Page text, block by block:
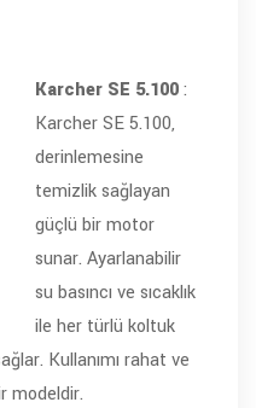
Karcher SE 5.100:
Karcher SE 5.100,
derinlemesine
temizlik sağlayan
güçlü bir motor
sunar. Ayarlanabilir
su basıncı ve sıcaklık
ile her türlü koltuk
Kullanımı rahat ve
modeldir.